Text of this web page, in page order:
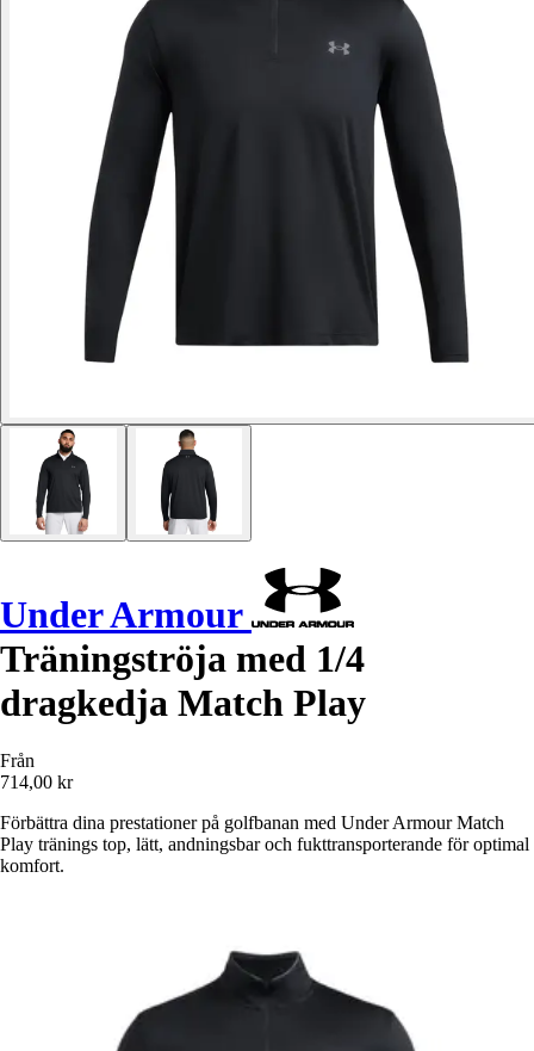
Under Armour
Träningströja med 1/4
dragkedja Match Play
Från
714,00 kr
Förbättra dina prestationer på golfbanan med Under Armour Match
Play tränings top, lätt, andningsbar och fukttransporterande för optimal
komfort.